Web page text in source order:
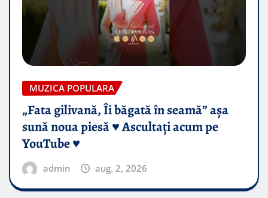
MUZICA POPULARA
„Fata gilivană, Îi băgată în seamă” așa
sună noua piesă ♥️ Ascultați acum pe
YouTube ♥️
admin aug. 2, 2026